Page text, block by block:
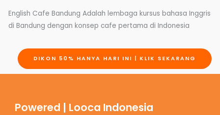
English Cafe Bandung Adalah lembaga kursus bahasa Inggris
di Bandung dengan konsep cafe pertama di Indonesia
DIKON 50% HANYA HARI INI | KLIK SEKARANG
Powered | Looca Indonesia